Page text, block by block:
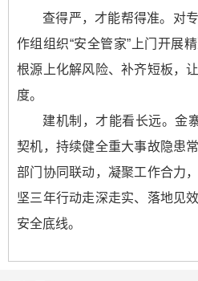
查得严，才能帮得准。对
作组组织“安全管家”上门开展
根源上化解风险、补齐短板，
度。
建机制，才能看长远。金
契机，持续健全重大事故隐患
部门协同联动，凝聚工作合力
坚三年行动走深走实、落地见
安全底线。